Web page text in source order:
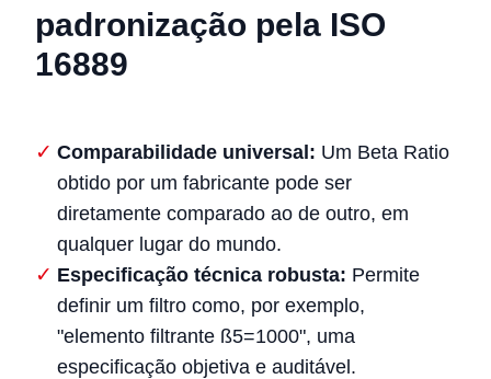
padronização pela ISO
16889
Comparabilidade universal: Um Beta Ratio
obtido por um fabricante pode ser
diretamente comparado ao de outro, em
qualquer lugar do mundo.
Especificação técnica robusta: Permite
definir um filtro como, por exemplo,
"elemento filtrante ß5=1000", uma
especificação objetiva e auditável.